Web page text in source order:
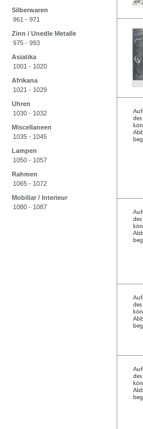
Silberwaren
961 - 971
Zinn / Unedle Metalle
975 - 993
Asiatika
1001 - 1020
Afrikana
1021 - 1029
Uhren
1030 - 1032
Miscellaneen
1035 - 1045
Lampen
1050 - 1057
Rahmen
1065 - 1072
Mobiliar / Interieur
1080 - 1087